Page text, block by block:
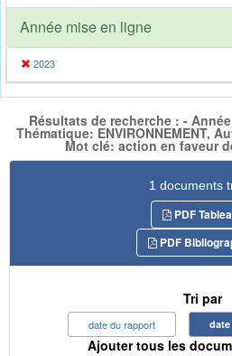
Année mise en ligne
2023
Résultats de recherche : -
Thématique: ENVIRONNEMENT,
Mot clé: action en faveur
1 documents
PDF
PDF
Tri par
date du rapport
Ajouter tous les